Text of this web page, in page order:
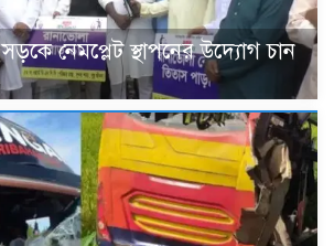
নেমপ্লেট স্থাপনের উদ্যোগ চান